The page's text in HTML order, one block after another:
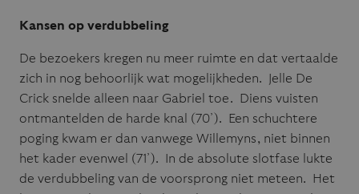
Kansen op verdubbeling
De bezoekers kregen nu meer ruimte en dat vertaalde
zich in nog behoorlijk wat mogelijkheden. Jelle De
Crick snelde alleen naar Gabriel toe. Diens vuisten
ontmantelden de harde knal (70’). Een schuchtere
poging kwam er dan vanwege Willemyns, niet binnen
het kader evenwel (71’). In de absolute slotfase lukte
de verdubbeling van de voorsprong niet meteen. Het